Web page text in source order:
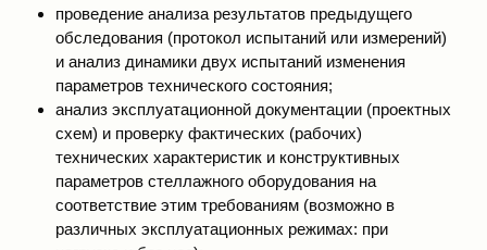
проведение анализа результатов предыдущего
обследования (протокол испытаний или измерений)
и анализ динамики двух испытаний изменения
параметров технического состояния;
анализ эксплуатационной документации (проектных
схем) и проверку фактических (рабочих)
технических характеристик и конструктивных
параметров стеллажного оборудования на
соответствие этим требованиям (возможно в
различных эксплуатационных режимах: при